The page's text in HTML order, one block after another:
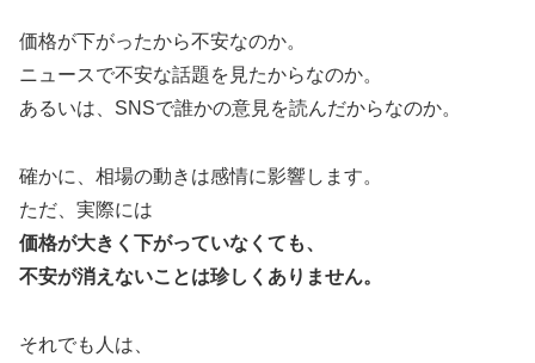
価格が下がったから不安なのか。
ニュースで不安な話題を見たからなのか。
あるいは、SNSで誰かの意見を読んだからなのか。
確かに、相場の動きは感情に影響します。
ただ、実際には
価格が大きく下がっていなくても、
不安が消えないことは珍しくありません。
それでも人は、